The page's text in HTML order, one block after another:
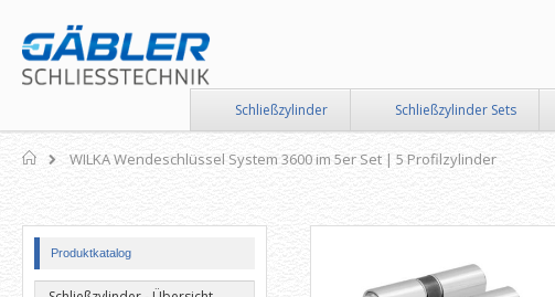
zum
Inhalt
Schließzylinder Schließzylinder Sets
Home
WILKA Wendeschlüssel System 3600 im 5er Set | 5 Profilzylinder
Produktkatalog